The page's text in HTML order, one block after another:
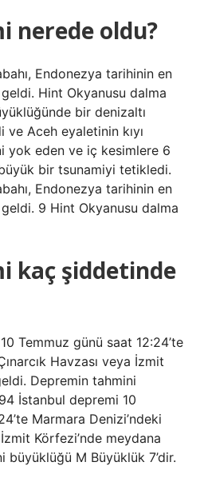
nerede oldu?
Endonezya tarihinin en
Hint Okyanusu dalma
bir denizaltı
Aceh eyaletinin kıyı
yok eden ve iç kesimlere 6
bir tsunamiyi tetikledi.
Endonezya tarihinin en
9 Hint Okyanusu dalma
kaç şiddetinde
Temmuz günü saat 12:24’te
Havzası veya İzmit
Depremin tahmini
İstanbul depremi 10
Marmara Denizi’ndeki
Körfezi’nde meydana
M Büyüklük 7’dir.